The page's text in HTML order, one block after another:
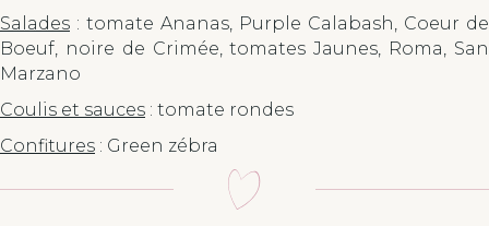
Salades : tomate Ananas, Purple Calabash, Coeur de
Boeuf, noire de Crimée, tomates Jaunes, Roma, San
Marzano
Coulis et sauces : tomate rondes
Confitures : Green zébra